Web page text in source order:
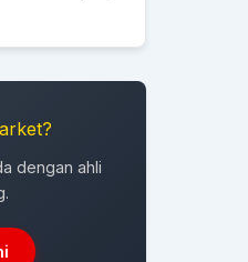
dengan ahli